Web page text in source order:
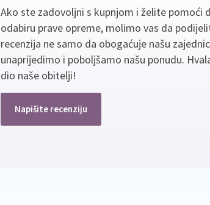
Ako ste zadovoljni s kupnjom i želite pomoći
odabiru prave opreme, molimo vas da
recenzija ne samo da obogaćuje našu
unaprijedimo i poboljšamo našu ponudu.
dio naše obitelji!
Napišite recenziju